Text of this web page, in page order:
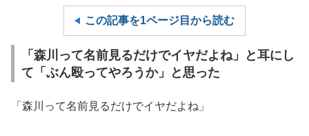
この記事を1ページ目から読む
「森川って名前見るだけでイヤだよね」と耳にし
て「ぶん殴ってやろうか」と思った
「森川って名前見るだけでイヤだよね」